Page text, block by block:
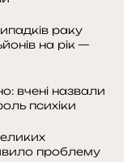
раку
на рік —
вчені назвали
психіки
проблему